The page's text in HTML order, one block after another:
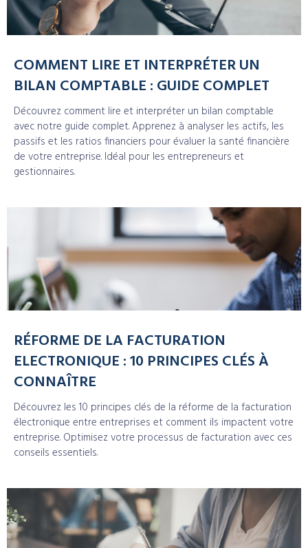
COMMENT LIRE ET INTERPRÉTER UN
BILAN COMPTABLE : GUIDE COMPLET
Découvrez comment lire et interpréter un bilan comptable
avec notre guide complet. Apprenez à analyser les actifs, les
passifs et les ratios financiers pour évaluer la santé financière
de votre entreprise. Idéal pour les entrepreneurs et
gestionnaires.
RÉFORME DE LA FACTURATION
ELECTRONIQUE : 10 PRINCIPES CLÉS À
CONNAÎTRE
Découvrez les 10 principes clés de la réforme de la facturation
électronique entre entreprises et comment ils impactent votre
entreprise. Optimisez votre processus de facturation avec ces
conseils essentiels.